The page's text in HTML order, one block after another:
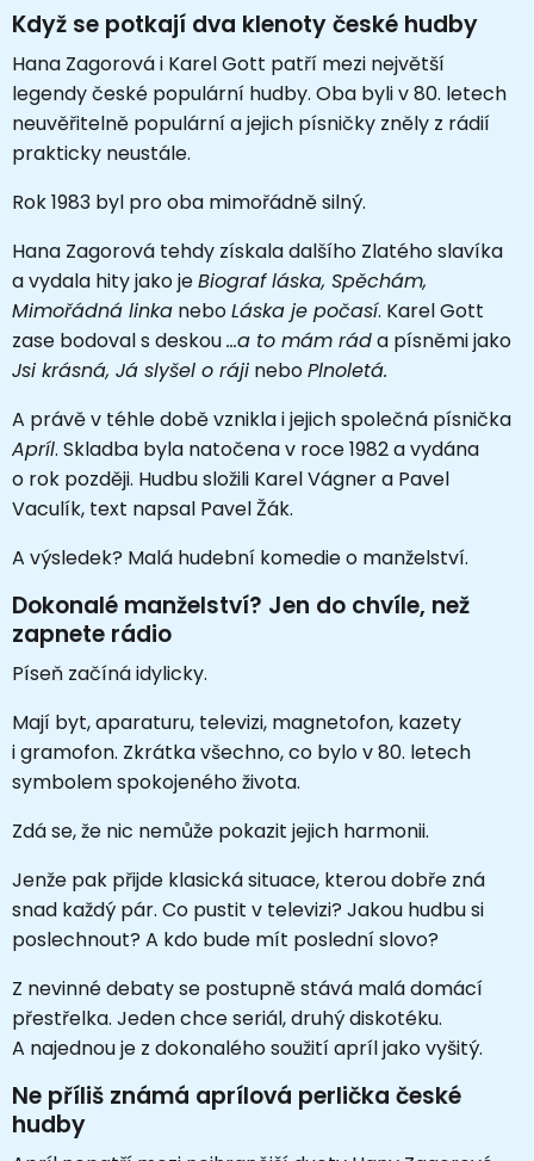
Když se potkají dva klenoty české hudby
Hana Zagorová i Karel Gott patří mezi největší
legendy české populární hudby. Oba byli v 80. letech
neuvěřitelně populární a jejich písničky zněly z rádií
prakticky neustále.
Rok 1983 byl pro oba mimořádně silný.
Hana Zagorová tehdy získala dalšího Zlatého slavíka
a vydala hity jako jeBiograf láska, Spěchám,
Mimořádná linka neboLáska je počasí. Karel Gott
zase bodoval s deskou...a to mám ráda písněmi jako
Jsi krásná, Já slyšel o ráji neboPlnoletá.
A právě v téhle době vznikla i jejich společná písnička
Apríl. Skladba byla natočena v roce 1982 a vydána
o rok později. Hudbu složili Karel Vágner a Pavel
Vaculík, text napsal Pavel Žák.
A výsledek? Malá hudební komedie o manželství.
Dokonalé manželství? Jen do chvíle, než
zapnete rádio
Píseň začíná idylicky.
Mají byt, aparaturu, televizi, magnetofon, kazety
i gramofon. Zkrátka všechno, co bylo v 80. letech
symbolem spokojeného života.
Zdá se, že nic nemůže pokazit jejich harmonii.
Jenže pak přijde klasická situace, kterou dobře zná
snad každý pár. Co pustit v televizi? Jakou hudbu si
poslechnout? A kdo bude mít poslední slovo?
Z nevinné debaty se postupně stává malá domácí
přestřelka. Jeden chce seriál, druhý diskotéku.
A najednou je z dokonalého soužití apríl jako vyšitý.
Ne příliš známá aprílová perlička české
hudby